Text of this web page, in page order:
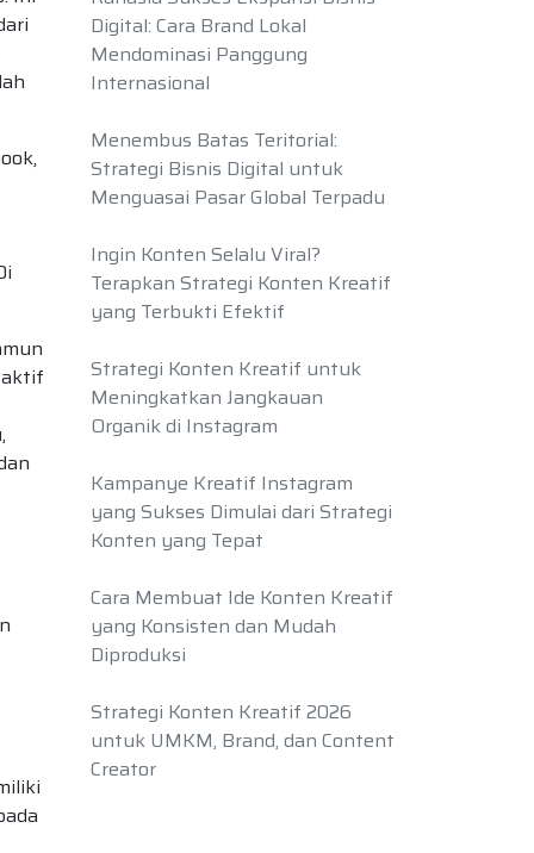
Digital: Cara Brand Lokal
Mendominasi Panggung
Internasional
Menembus Batas Teritorial:
Strategi Bisnis Digital untuk
Menguasai Pasar Global Terpadu
Ingin Konten Selalu Viral?
Terapkan Strategi Konten Kreatif
yang Terbukti Efektif
Strategi Konten Kreatif untuk
Meningkatkan Jangkauan
Organik di Instagram
Kampanye Kreatif Instagram
yang Sukses Dimulai dari Strategi
Konten yang Tepat
Cara Membuat Ide Konten Kreatif
yang Konsisten dan Mudah
Diproduksi
Strategi Konten Kreatif 2026
untuk UMKM, Brand, dan Content
Creator